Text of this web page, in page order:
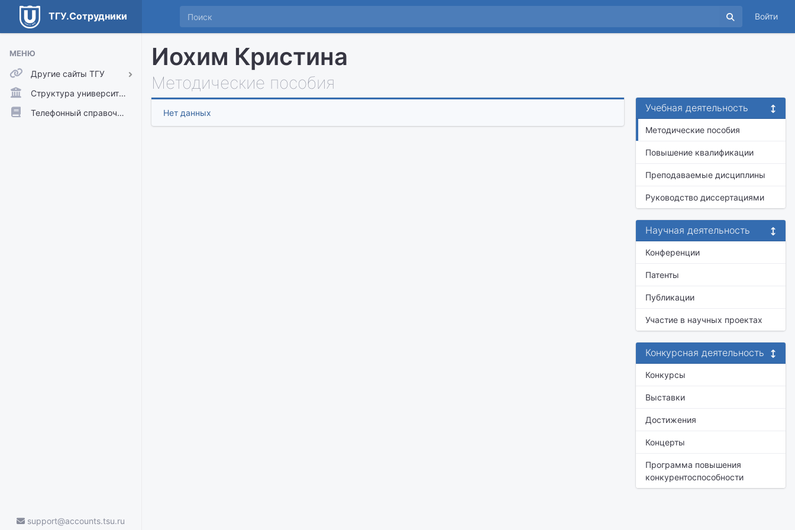
ТГУ.Сотрудники Войти
МЕНЮ
Другие сайты ТГУ
ТГУ.Аккаунты
ТГУ.Расписание
Структура университета
Телефонный справочник
support@accounts.tsu.ru
Иохим Кристина
Методические пособия
Нет данных Учебная деятельность
Методические пособия
Повышение квалификации
Преподаваемые дисциплины
Руководство диссертациями
Научная деятельность
Конференции
Патенты
Публикации
Участие в научных проектах
Конкурсная деятельность
Конкурсы
Выставки
Достижения
Концерты
Программа повышения
конкурентоспособности